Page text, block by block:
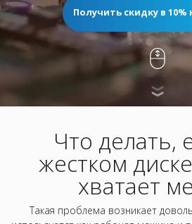
Получить скидку в
Что делать,
жестком
хватает
Такая проблема возникает